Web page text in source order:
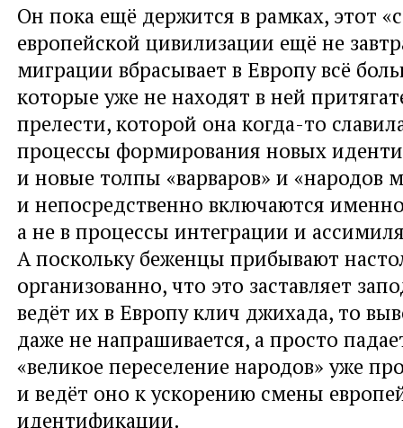
Он пока ещё держится в рамках, этот
европейской цивилизации ещё не
миграции вбрасывает в Европу всё
которые уже не находят в ней
прелести, которой она когда-то
процессы формирования новых
и новые толпы «варваров» и «народов
и непосредственно включаются
а не в процессы интеграции и
А поскольку беженцы прибывают
организованно, что это заставляет
ведёт их в Европу клич джихада, то
даже не напрашивается, а просто
«великое переселение народов» уже
и ведёт оно к ускорению смены
идентификации.